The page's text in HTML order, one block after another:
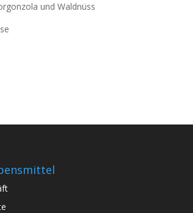
und Waldnüss